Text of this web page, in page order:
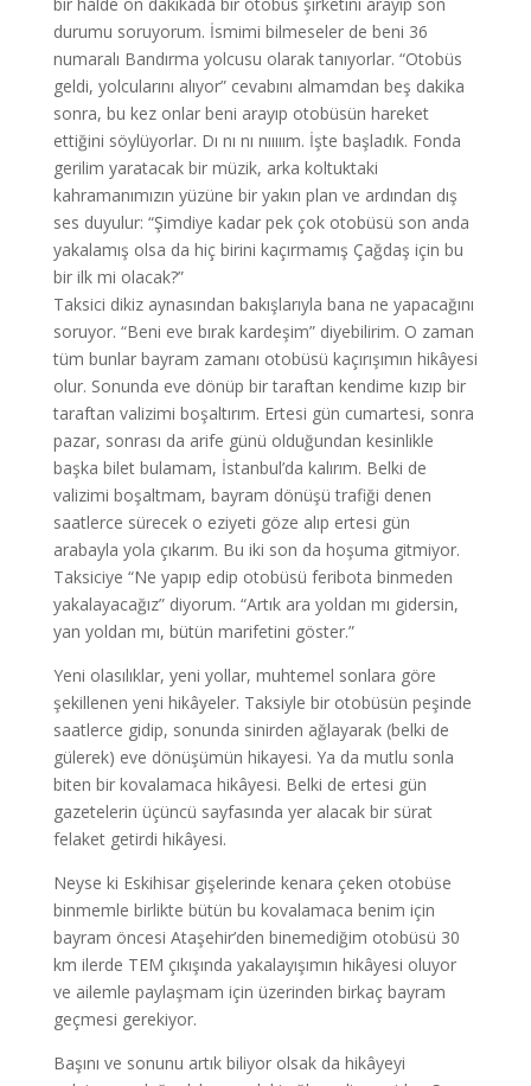
durumu soruyorum. İsmimi bilmeseler de beni 36
numaralı Bandırma yolcusu olarak tanıyorlar. “Otobüs
geldi, yolcularını alıyor” cevabını almamdan beş dakika
sonra, bu kez onlar beni arayıp otobüsün hareket
ettiğini söylüyorlar. Dı nı nı nııııım. İşte başladık. Fonda
gerilim yaratacak bir müzik, arka koltuktaki
kahramanımızın yüzüne bir yakın plan ve ardından dış
ses duyulur: “Şimdiye kadar pek çok otobüsü son anda
yakalamış olsa da hiç birini kaçırmamış Çağdaş için bu
bir ilk mi olacak?”
Taksici dikiz aynasından bakışlarıyla bana ne yapacağını
soruyor. “Beni eve bırak kardeşim” diyebilirim. O zaman
tüm bunlar bayram zamanı otobüsü kaçırışımın hikâyesi
olur. Sonunda eve dönüp bir taraftan kendime kızıp bir
taraftan valizimi boşaltırım. Ertesi gün cumartesi, sonra
pazar, sonrası da arife günü olduğundan kesinlikle
başka bilet bulamam, İstanbul’da kalırım. Belki de
valizimi boşaltmam, bayram dönüşü trafiği denen
saatlerce sürecek o eziyeti göze alıp ertesi gün
arabayla yola çıkarım. Bu iki son da hoşuma gitmiyor.
Taksiciye “Ne yapıp edip otobüsü feribota binmeden
yakalayacağız” diyorum. “Artık ara yoldan mı gidersin,
yan yoldan mı, bütün marifetini göster.”
Yeni olasılıklar, yeni yollar, muhtemel sonlara göre
şekillenen yeni hikâyeler. Taksiyle bir otobüsün peşinde
saatlerce gidip, sonunda sinirden ağlayarak (belki de
gülerek) eve dönüşümün hikayesi. Ya da mutlu sonla
biten bir kovalamaca hikâyesi. Belki de ertesi gün
gazetelerin üçüncü sayfasında yer alacak bir sürat
felaket getirdi hikâyesi.
Neyse ki Eskihisar gişelerinde kenara çeken otobüse
binmemle birlikte bütün bu kovalamaca benim için
bayram öncesi Ataşehir’den binemediğim otobüsü 30
km ilerde TEM çıkışında yakalayışımın hikâyesi oluyor
ve ailemle paylaşmam için üzerinden birkaç bayram
geçmesi gerekiyor.
Başını ve sonunu artık biliyor olsak da hikâyeyi